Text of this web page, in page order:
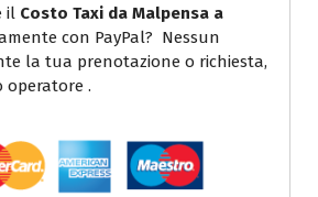
il Costo Taxi da Malpensa a
con PayPal? Nessun
la tua prenotazione o richiesta,
operatore .